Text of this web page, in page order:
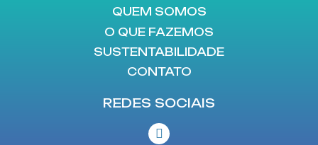
QUEM SOMOS
O QUE FAZEMOS
SUSTENTABILIDADE
CONTATO
REDES SOCIAIS